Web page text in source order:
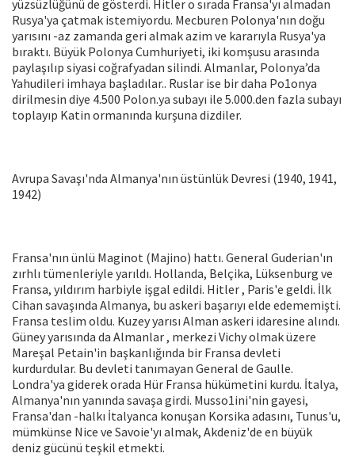
yüzsüzlüğünü de gösterdi. Hitler o sırada Fransa'yı almadan
Rusya'ya çatmak istemiyordu. Mecburen Polonya'nın doğu
yarısını -az zamanda geri almak azim ve kararıyla Rusya'ya
bıraktı. Büyük Polonya Cumhuriyeti, iki komşusu arasında
paylaşılıp siyasi coğrafyadan silindi. Almanlar, Polonya’da
Yahudileri imhaya başladılar.. Ruslar ise bir daha Po1onya
dirilmesin diye 4.500 Polon.ya subayı ile 5.000.den fazla subayı
toplayıp Katin ormanında kurşuna dizdiler.
Avrupa Savaşı'nda Almanya'nın üstünlük Devresi (1940, 1941,
1942)
Fransa'nın ünlü Maginot (Majino) hattı. General Guderian'ın
zırhlı tümenleriyle yarıldı. Hollanda, Belçika, Lüksenburg ve
Fransa, yıldırım harbiyle işgal edildi. Hitler , Paris'e geldi. İlk
Cihan savaşında Almanya, bu askeri başarıyı elde edememişti.
Fransa teslim oldu. Kuzey yarısı Alman askeri idaresine alındı.
Güney yarısında da Almanlar , merkezi Vichy olmak üzere
Mareşal Petain'in başkanlığında bir Fransa devleti
kurdurdular. Bu devleti tanımayan General de Gaulle.
Londra'ya giderek orada Hür Fransa hükümetini kurdu. İtalya,
Almanya'nın yanında savaşa girdi. Musso1ini'nin gayesi,
Fransa'dan -halkı İtalyanca konuşan Korsika adasını, Tunus'u,
mümkünse Nice ve Savoie'yı almak, Akdeniz'de en büyük
deniz gücünü teşkil etmekti.